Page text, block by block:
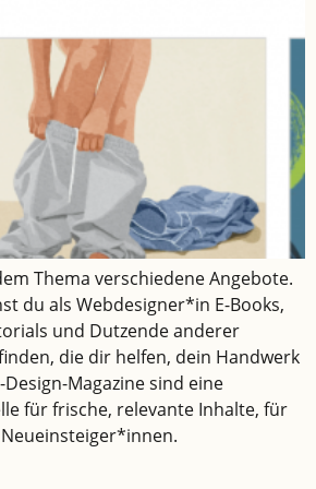
Thema verschiedene Angebote.
du als Webdesigner*in E-Books,
und Dutzende anderer
die dir helfen, dein Handwerk
Magazine sind eine
für frische, relevante Inhalte, für